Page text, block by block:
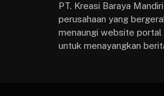
PT. Kreasi Baraya
perusahaan yang
menaungi website portal
untuk menayangkan